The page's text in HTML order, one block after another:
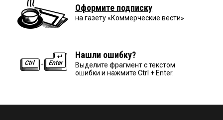
Оформите подписку
на газету «Коммерческие вести»
Нашли ошибку?
Выделите фрагмент с текстом
ошибки и нажмите Ctrl + Enter.